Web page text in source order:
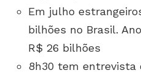
Em julho
bilhões no Brasil.
R$ 26 bilhões
8h30 tem entrevista